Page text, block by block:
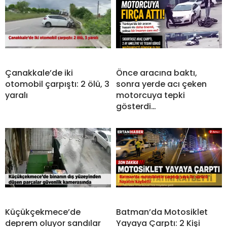
Çanakkale’de iki
otomobil çarpıştı: 2 ölü, 3
yaralı
Önce aracına baktı,
sonra yerde acı çeken
motorcuya tepki
gösterdi…
Küçükçekmece’de
deprem oluyor sandılar
Batman’da Motosiklet
Yayaya Çarptı: 2 Kişi